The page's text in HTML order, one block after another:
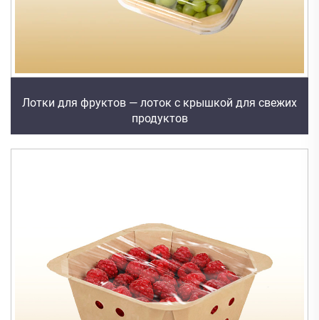
Лотки для фруктов — лоток с крышкой для свежих
продуктов